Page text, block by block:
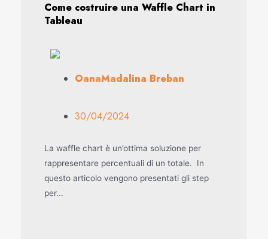
Come costruire una Waffle Chart in
Tableau
OanaMadalina Breban
30/04/2024
La waffle chart è un’ottima soluzione per
rappresentare percentuali di un totale. In
questo articolo vengono presentati gli step
per...